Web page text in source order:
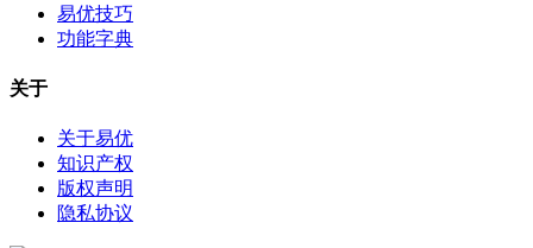
易优技巧
功能字典
关于
关于易优
知识产权
版权声明
隐私协议